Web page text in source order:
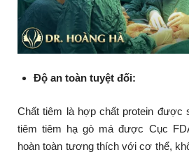
Độ an toàn tuyệt đối:
Chất tiêm là hợp chất protein được
tiêm tiêm hạ gò má được Cục
hoàn toàn tương thích với cơ thể,